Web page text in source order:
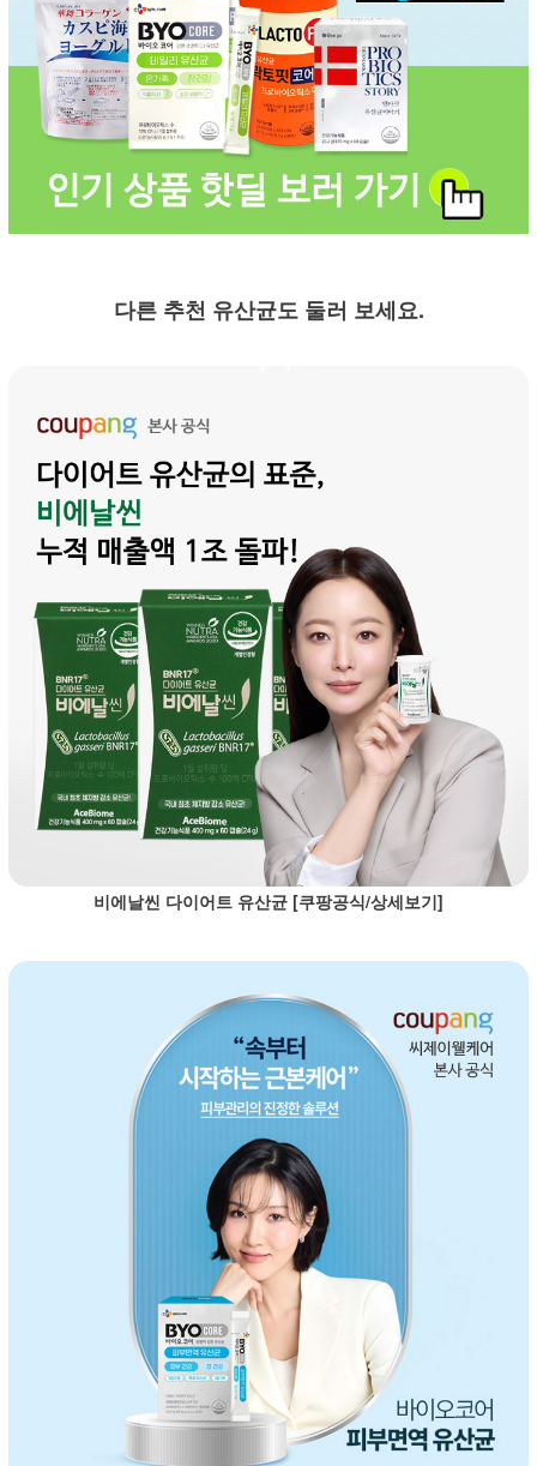
다른 추천 유산균도 둘러 보세요.
비에날씬 다이어트 유산균 [쿠팡공식/상세보기]